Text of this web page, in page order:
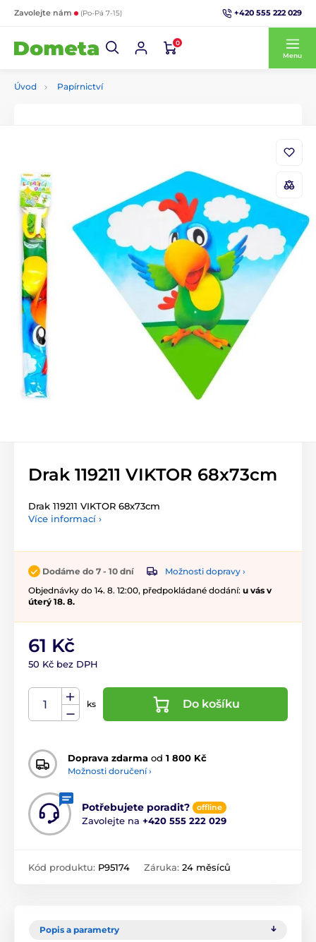
Zavolejte nám (Po-Pá 7-15) +420 555 222 029
0
Menu
Úvod Papírnictví
Drak 119211 VIKTOR 68x73cm
Drak 119211 VIKTOR 68x73cm
Více informací ›
Dodáme do 7 - 10 dní
Možnosti dopravy ›
Objednávky do 14. 8. 12:00, předpokládané dodání: u vás v
úterý 18. 8.
61 Kč
50 Kč bez DPH
ks Do košíku
Doprava zdarma od 1 800 Kč
Možnosti doručení ›
Potřebujete poradit? offline
Zavolejte na +420 555 222 029
Kód produktu: P95174 Záruka: 24 měsíců
Popis a parametry